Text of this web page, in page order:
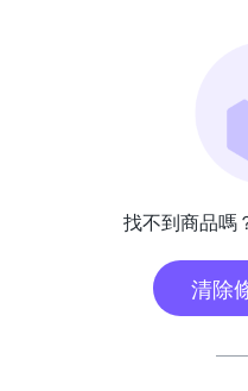
找不到商品嗎
清除